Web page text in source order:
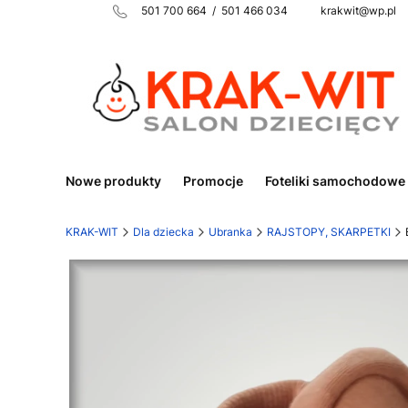
501 700 664 / 501 466 034 krakwit@wp.pl
Nowe produkty Promocje Foteliki samochodowe
KRAK-WIT Dla dziecka Ubranka RAJSTOPY, SKARPETKI